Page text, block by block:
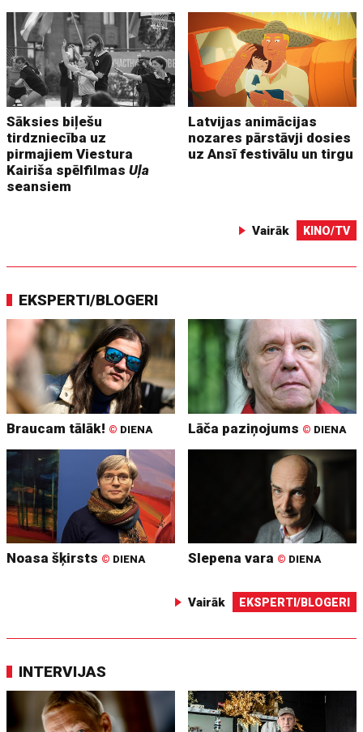
Sāksies biļešu
tirdzniecība uz
pirmajiem Viestura
Kairiša spēlfilmasUļa
seansiem
Latvijas animācijas
nozares pārstāvji dosies
uz Ansī festivālu un tirgu
Vairāk KINO/TV
EKSPERTI/BLOGERI
Braucam tālāk! © DIENA Lāča paziņojums © DIENA
Noasa šķirsts © DIENA Slepena vara © DIENA
Vairāk EKSPERTI/BLOGERI
INTERVIJAS